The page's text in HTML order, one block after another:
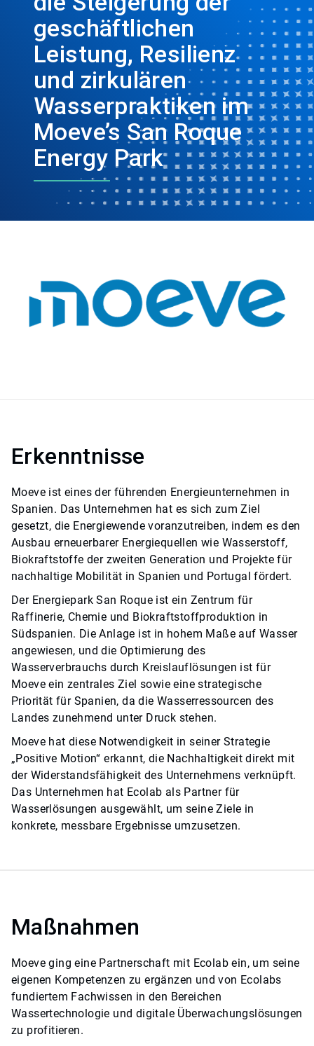
geschäftlichen
Leistung, Resilienz
und zirkulären
Wasserpraktiken im
Moeve’s San Roque
Energy Park
Erkenntnisse
Moeve ist eines der führenden Energieunternehmen in
Spanien. Das Unternehmen hat es sich zum Ziel
gesetzt, die Energiewende voranzutreiben, indem es den
Ausbau erneuerbarer Energiequellen wie Wasserstoff,
Biokraftstoffe der zweiten Generation und Projekte für
nachhaltige Mobilität in Spanien und Portugal fördert.​​​​​​​
Der Energiepark San Roque ist ein Zentrum für
Raffinerie, Chemie und Biokraftstoffproduktion in
Südspanien. Die Anlage ist in hohem Maße auf Wasser
angewiesen, und die Optimierung des
Wasserverbrauchs durch Kreislauflösungen ist für
Moeve ein zentrales Ziel sowie eine strategische
Priorität für Spanien, da die Wasserressourcen des
Landes zunehmend unter Druck stehen.​​​​​​​
Moeve hat diese Notwendigkeit in seiner Strategie
„Positive Motion“ erkannt, die Nachhaltigkeit direkt mit
der Widerstandsfähigkeit des Unternehmens verknüpft.
Das Unternehmen hat Ecolab als Partner für
Wasserlösungen ausgewählt, um seine Ziele in
konkrete, messbare Ergebnisse umzusetzen.
Maßnahmen
Moeve ging eine Partnerschaft mit Ecolab ein, um seine
eigenen Kompetenzen zu ergänzen und von Ecolabs
fundiertem Fachwissen in den Bereichen
Wassertechnologie und digitale Überwachungslösungen
zu profitieren.